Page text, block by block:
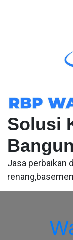
Solusi
Jasa perbaikan